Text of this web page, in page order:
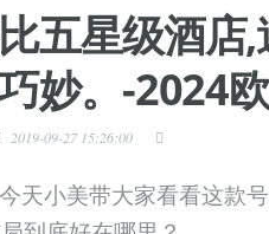
五星级酒店
妙。-2024
2019-09-27 15:26:00
今天小美带大家看看这款